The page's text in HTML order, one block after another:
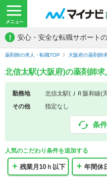
! 安心・安全な転職サポート
薬剤師の求人・転職TOP 大阪府の薬剤師
北信太駅(大阪府)の薬剤師
勤務地
北信太駅(ＪＲ阪和線(
その他
指定なし
条
人気のこだわり条件を追加する
残業月10ｈ以下 年間休